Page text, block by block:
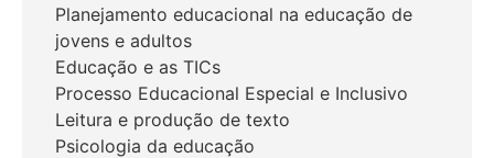
Planejamento educacional na educação de
jovens e adultos
Educação e as TICs
Processo Educacional Especial e Inclusivo
Leitura e produção de texto
Psicologia da educação